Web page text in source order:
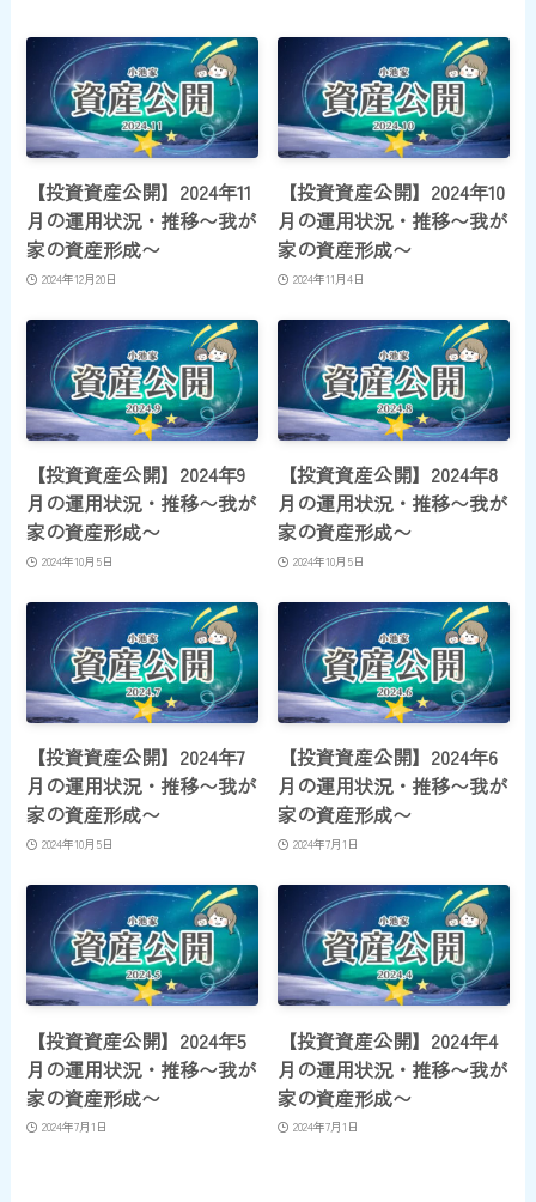
【投資資産公開】2024年11
月の運用状況・推移〜我が
家の資産形成〜
2024年12月20日
【投資資産公開】2024年10
月の運用状況・推移〜我が
家の資産形成〜
2024年11月4日
【投資資産公開】2024年9
月の運用状況・推移〜我が
家の資産形成〜
2024年10月5日
【投資資産公開】2024年8
月の運用状況・推移〜我が
家の資産形成〜
2024年10月5日
【投資資産公開】2024年7
月の運用状況・推移〜我が
家の資産形成〜
2024年10月5日
【投資資産公開】2024年6
月の運用状況・推移〜我が
家の資産形成〜
2024年7月1日
【投資資産公開】2024年5
月の運用状況・推移〜我が
家の資産形成〜
2024年7月1日
【投資資産公開】2024年4
月の運用状況・推移〜我が
家の資産形成〜
2024年7月1日